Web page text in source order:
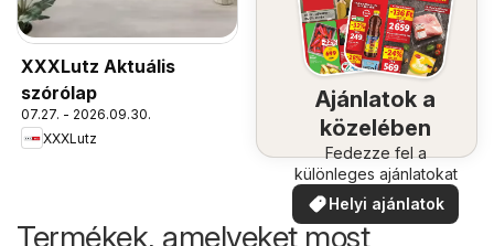
XXXLutz Aktuális
szórólap
07.27. - 2026.09.30.
XXXLutz
Ajánlatok a
közelében
Fedezze fel a
különleges ajánlatokat
Helyi ajánlatok
Termékek, amelyeket most